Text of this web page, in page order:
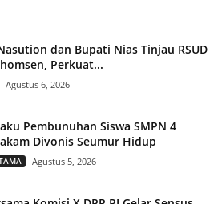
dan Bupati Nias Tinjau RSUD
Perkuat...
Agustus 6, 2026
Pembunuhan Siswa SMPN 4
Divonis Seumur Hidup
Agustus 5, 2026